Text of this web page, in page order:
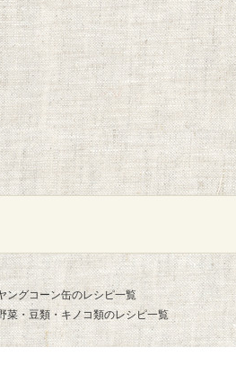
ングコーン缶のレシピ一覧
菜・豆類・キノコ類のレシピ一覧